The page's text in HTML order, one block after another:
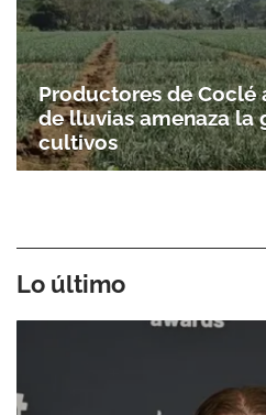
Productores de
de lluvias amenaza la
cultivos
Lo último